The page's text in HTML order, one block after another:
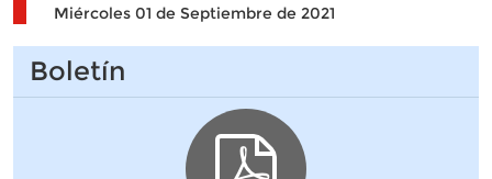
Miércoles 01 de Septiembre de 2021
Boletín